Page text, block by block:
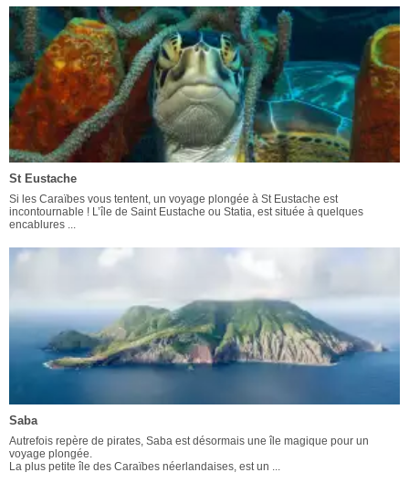
St Eustache
Si les Caraïbes vous tentent, un voyage plongée à St Eustache est
incontournable ! L’île de Saint Eustache ou Statia, est située à quelques
encablures ...
Saba
Autrefois repère de pirates, Saba est désormais une île magique pour un
voyage plongée.
La plus petite île des Caraïbes néerlandaises, est un ...